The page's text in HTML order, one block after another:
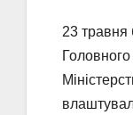
23 травня
Головного